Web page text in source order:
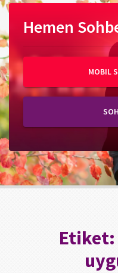
Hemen
MOBIL
Etiket: